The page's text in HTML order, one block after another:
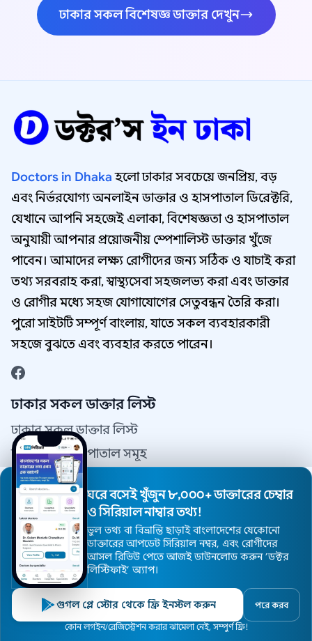
ঢাকার সকল বিশেষজ্ঞ ডাক্তার দেখুন
Doctors in Dhakaহলো ঢাকার সবচেয়ে জনপ্রিয়, বড়
এবং নির্ভরযোগ্য অনলাইন ডাক্তার ও হাসপাতাল ডিরেক্টরি,
যেখানে আপনি সহজেই এলাকা, বিশেষজ্ঞতা ও হাসপাতাল
অনুযায়ী আপনার প্রয়োজনীয় স্পেশালিস্ট ডাক্তার খুঁজে
পাবেন। আমাদের লক্ষ্য রোগীদের জন্য সঠিক ও যাচাই করা
তথ্য সরবরাহ করা, স্বাস্থ্যসেবা সহজলভ্য করা এবং ডাক্তার
ও রোগীর মধ্যে সহজ যোগাযোগের সেতুবন্ধন তৈরি করা।
পুরো সাইটটি সম্পূর্ণ বাংলায়, যাতে সকল ব্যবহারকারী
সহজে বুঝতে এবং ব্যবহার করতে পারেন।
ঢাকার সকল ডাক্তার লিস্ট
ঢাকার সকল ডাক্তার লিস্ট
ঢাকা সকল হাসপাতাল সমূহ
আপনার এলাকার ডাক্তার খুঁজুন
ঢাকার সকল স্পেশালিষ্ট ডাক্তার
যোগাযোগ
যোগাযোগ
আমাদের সম্পর্কে
ব্যবহারের শর্তাবলী
ডাক্তার হাসপাতাল বিশেষজ্ঞ
ঘরে বসেই খুঁজুন ৮,০০০+ ডাক্তারের চেম্বার
ও সিরিয়াল নাম্বার তথ্য!
ভুল তথ্য বা বিভ্রান্তি ছাড়াই বাংলাদেশের যেকোনো
ডাক্তারের আপডেট সিরিয়াল নম্বর, এবং রোগীদের
আসল রিভিউ পেতে আজই ডাউনলোড করুন ’ডক্টর
লিস্টিফাই’ অ্যাপ।
গুগল প্লে স্টোর থেকে ফ্রি ইনস্টল করুন পরে করব
কোন লগইন/রেজিস্ট্রেশন করার ঝামেলা নেই, সম্পুর্ণ ফ্রি!